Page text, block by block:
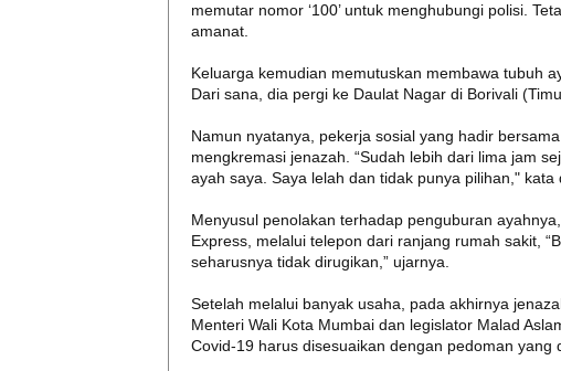
memutar nomor ‘100’ untuk menghubungi polisi.
amanat.
Keluarga kemudian memutuskan membawa tubuh
Dari sana, dia pergi ke Daulat Nagar di Borivali
Namun nyatanya, pekerja sosial yang hadir
mengkremasi jenazah. “Sudah lebih dari lima jam
ayah saya. Saya lelah dan tidak punya pilihan," kata
Menyusul penolakan terhadap penguburan
Express, melalui telepon dari ranjang rumah sakit,
seharusnya tidak dirugikan,” ujarnya.
Setelah melalui banyak usaha, pada akhirnya
Menteri Wali Kota Mumbai dan legislator Malad
Covid-19 harus disesuaikan dengan pedoman yang